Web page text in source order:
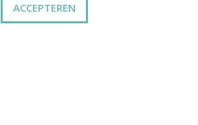
ACCEPTEREN